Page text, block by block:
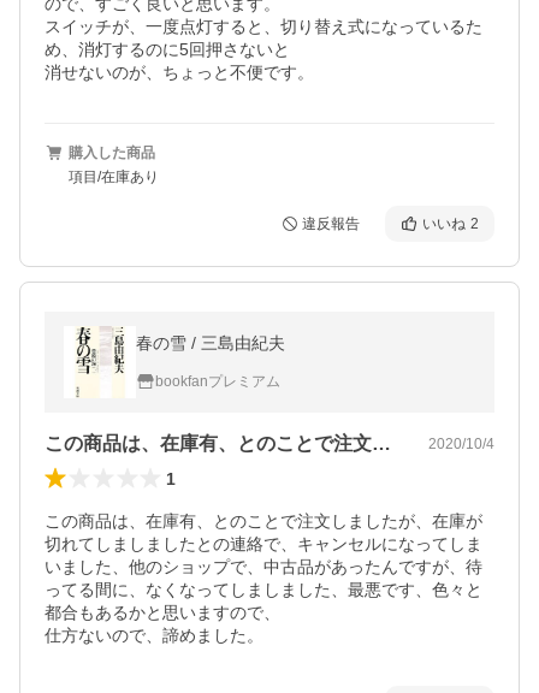
スイッチが、一度点灯すると、切り替え式になっているた
め、消灯するのに5回押さないと
消せないのが、ちょっと不便です。
購入した商品
項目/在庫あり
違反報告 いいね 2
春の雪 / 三島由紀夫
bookfanプレミアム
この商品は、在庫有、とのことで注文しま… 2020/10/4
1
この商品は、在庫有、とのことで注文しましたが、在庫が
切れてしましましたとの連絡で、キャンセルになってしま
いました、他のショップで、中古品があったんですが、待
ってる間に、なくなってしましました、最悪です、色々と
都合もあるかと思いますので、
仕方ないので、諦めました。